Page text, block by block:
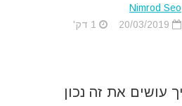
Nimrod Seo
עושים את זה נכון